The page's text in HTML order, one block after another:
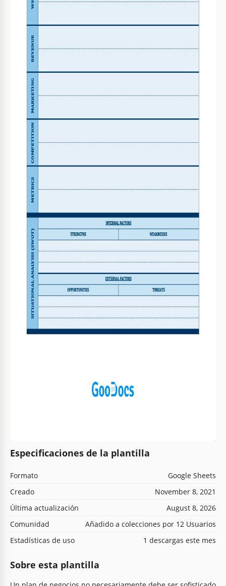
Especificaciones de la plantilla
Formato
Google Sheets
Creado
November 8, 2021
Última actualización
August 8, 2026
Comunidad
Añadido a colecciones por 12 Usuarios
Estadísticas de uso
1 descargas este mes
Sobre esta plantilla